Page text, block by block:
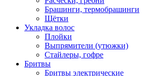
Брашинги, термобрашинги
Щётки
Укладка волос
Плойки
Выпрямители (утюжки)
Стайлеры, гофре
Бритвы
Бритвы электрические